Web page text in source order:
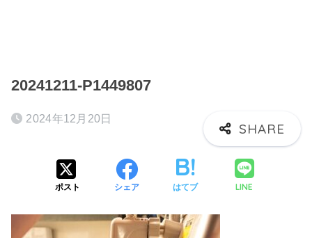
20241211-P1449807
2024年12月20日
ポスト シェア はてブ LINE